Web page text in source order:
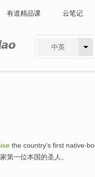
有道精品课 云笔记
中英
the country's first native-
第一位本国的圣人。